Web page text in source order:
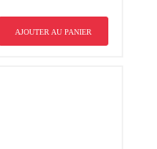
AJOUTER AU PANIER